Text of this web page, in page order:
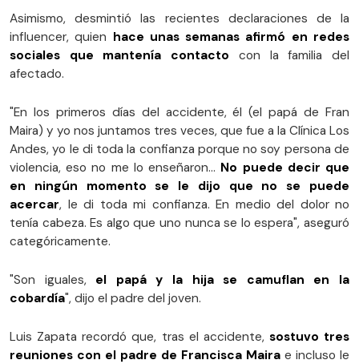
Asimismo, desmintió las recientes declaraciones de la
influencer, quien hace unas semanas afirmó en redes
sociales que mantenía contacto con la familia del
afectado.
"En los primeros días del accidente, él (el papá de Fran
Maira) y yo nos juntamos tres veces, que fue a la Clínica Los
Andes, yo le di toda la confianza porque no soy persona de
violencia, eso no me lo enseñaron... No puede decir que
en ningún momento se le dijo que no se puede
acercar, le di toda mi confianza. En medio del dolor no
tenía cabeza. Es algo que uno nunca se lo espera", aseguró
categóricamente.
"Son iguales, el papá y la hija se camuflan en la
cobardía", dijo el padre del joven.
Luis Zapata recordó que, tras el accidente, sostuvo tres
reuniones con el padre de Francisca Maira e incluso le